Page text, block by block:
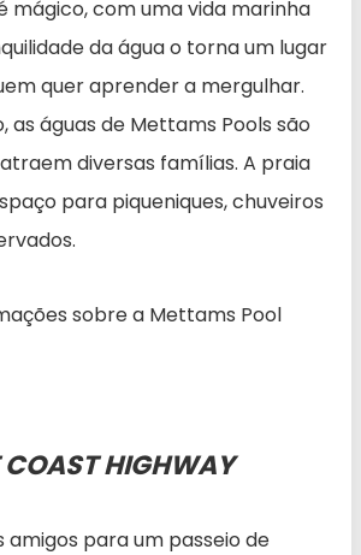
mágico, com uma vida marinha
da água o torna um lugar
quer aprender a mergulhar.
as águas de Mettams Pools são
diversas famílias. A praia
para piqueniques, chuveiros
sobre a Mettams Pool
COAST HIGHWAY
amigos para um passeio de